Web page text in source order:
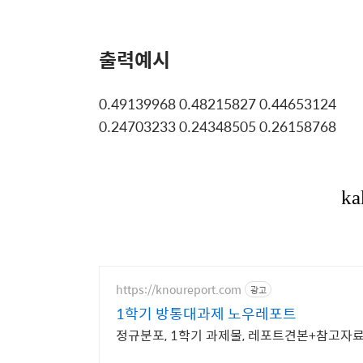
출력예시
0.49139968 0.48215827 0.44653124
0.24703233 0.24348505 0.26158768
https://knoureport.com 광고
1학기 방통대과제 노우레포트
정규분포, 1학기 과제물, 레포트견본+참고자